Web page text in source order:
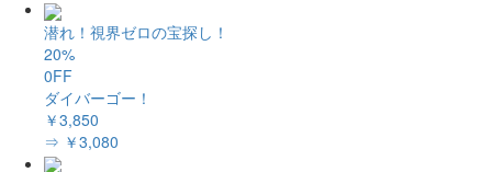
潜れ！視界ゼロの宝探し！
20%
0FF
ダイバーゴー！
￥3,850
⇒ ￥3,080